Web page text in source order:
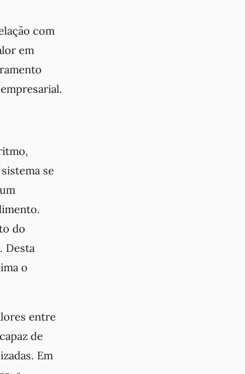
com
em
se
do
Desta
o
entre
de
Em